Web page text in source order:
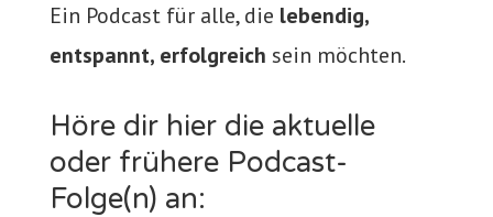
Ein Podcast für alle, die lebendig,
entspannt, erfolgreich sein möchten.
Höre dir hier die aktuelle
oder frühere Podcast-
Folge(n) an: